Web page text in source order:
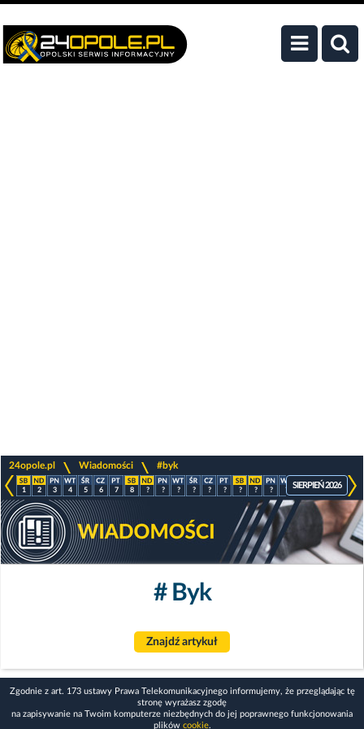
24opole.pl Wiadomości #byk
1 2 3 4 5 6 7 8 ? ? ? ? ? ? ? ? ? ? ? ? ?
SIERPIEŃ 2026
# Byk
Znajdź artykuł
Zgodnie z art. 173 ustawy Prawa Telekomunikacyjnego informujemy, że przeglądając tę
stronę wyrażasz zgodę
na zapisywanie na Twoim komputerze niezbędnych do jej poprawnego funkcjonowania
plików cookie.